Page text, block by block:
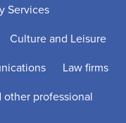
Services
Culture and Leisure
Law firms
professional